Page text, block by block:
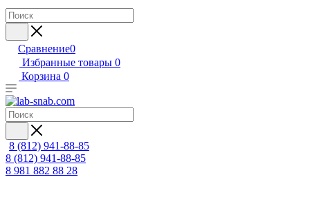
Сравнение0
Избранные товары 0
Корзина 0
8 (812) 941-88-85
8 (812) 941-88-85
8 981 882 88 28